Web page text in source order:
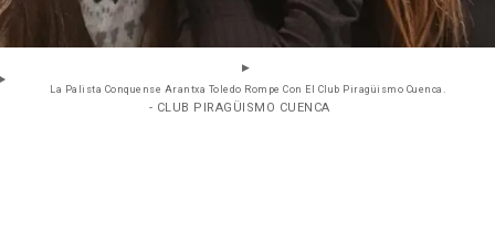
La Palista Conquense Arantxa Toledo Rompe Con El Club Piragüismo Cuenca.
- CLUB PIRAGÜISMO CUENCA